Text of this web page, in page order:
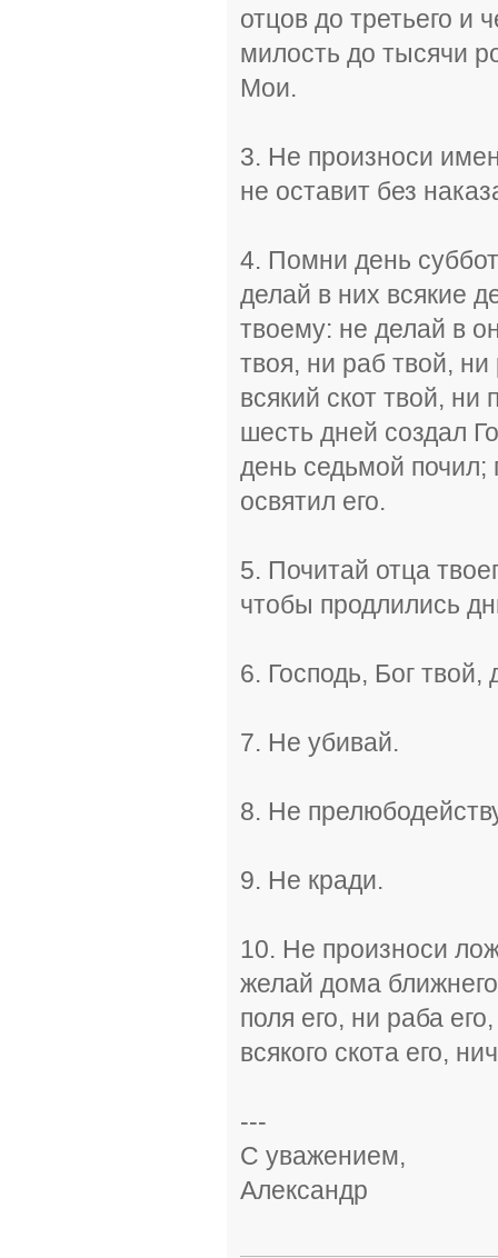
отцов до третьего и
милость до тысячи
Мои.
3. Не произноси
не оставит без
4. Помни день
делай в них всякие
твоему: не делай в
твоя, ни раб твой,
всякий скот твой,
шесть дней создал
день седьмой почил;
освятил его.
5. Почитай отца
чтобы продлились
6. Господь, Бог твой,
7. Не убивай.
8. Не
9. Не кради.
10. Не произноси
желай дома
поля его, ни раба
всякого скота его,
---
С уважением,
Александр